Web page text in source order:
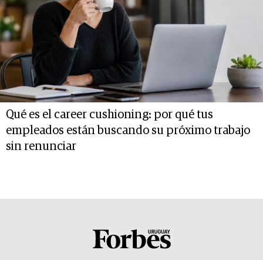
Qué es el career cushioning: por qué tus
empleados están buscando su próximo trabajo
sin renunciar